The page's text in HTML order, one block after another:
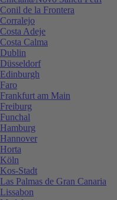
Conil de la Frontera
Corralejo
Costa Adeje
Costa Calma
Dublin
Düsseldorf
Edinburgh
Faro
Frankfurt am Main
Freiburg
Funchal
Hamburg
Hannover
Horta
Köln
Kos-Stadt
Las Palmas de Gran Canaria
Lissabon